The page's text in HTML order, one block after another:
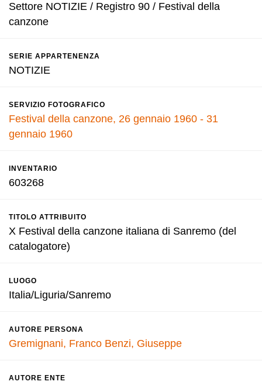
Settore NOTIZIE / Registro 90 / Festival della
canzone
SERIE APPARTENENZA
NOTIZIE
SERVIZIO FOTOGRAFICO
Festival della canzone, 26 gennaio 1960 - 31
gennaio 1960
INVENTARIO
603268
TITOLO ATTRIBUITO
X Festival della canzone italiana di Sanremo (del
catalogatore)
LUOGO
Italia/Liguria/Sanremo
AUTORE PERSONA
Gremignani, Franco Benzi, Giuseppe
AUTORE ENTE